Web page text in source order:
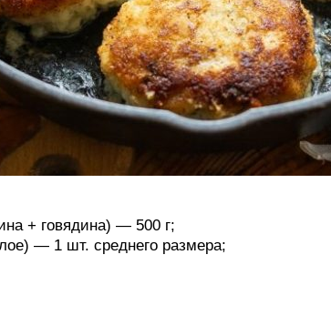
+ говядина) — 500 г;
— 1 шт. среднего размера;